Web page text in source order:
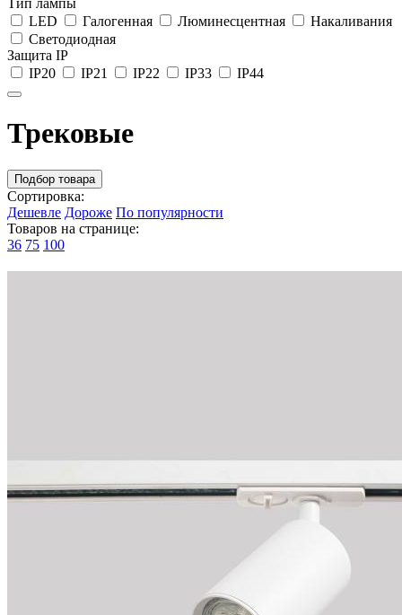
Тип лампы
LED
Галогенная Люминесцентная
Накаливания
Светодиодная
Защита IP
IP20
IP21 IP22 IP33 IP44
Трековые
Подбор товара
Сортировка:
Дешевле Дороже По популярности
Товаров на странице:
36 75 100